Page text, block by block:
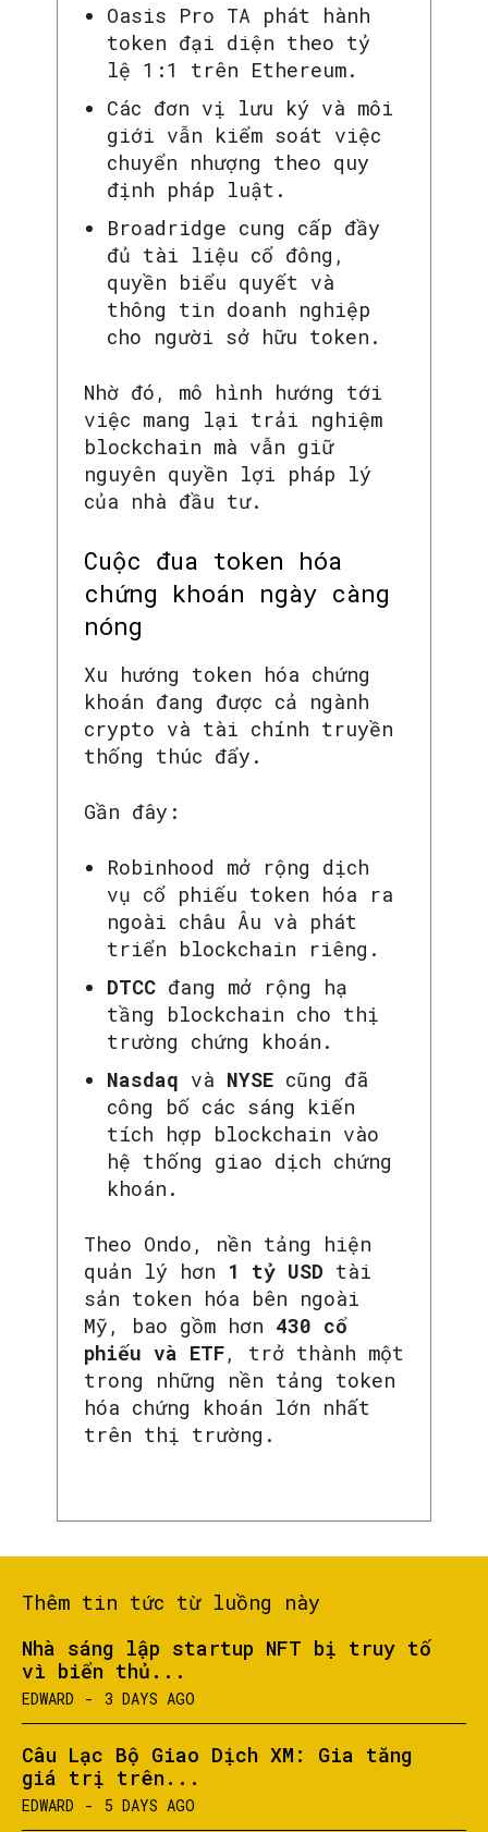
SEARCH...
Oasis Pro TA phát hành
token đại diện theo tỷ
lệ 1:1 trên Ethereum.
Các đơn vị lưu ký và môi
giới vẫn kiểm soát việc
chuyển nhượng theo quy
định pháp luật.
Broadridge cung cấp đầy
đủ tài liệu cổ đông,
quyền biểu quyết và
thông tin doanh nghiệp
cho người sở hữu token.
Nhờ đó, mô hình hướng tới
việc mang lại trải nghiệm
blockchain mà vẫn giữ
nguyên quyền lợi pháp lý
của nhà đầu tư.
Cuộc đua token hóa
chứng khoán ngày càng
nóng
Xu hướng token hóa chứng
khoán đang được cả ngành
crypto và tài chính truyền
thống thúc đẩy.
Gần đây:
Robinhood mở rộng dịch
vụ cổ phiếu token hóa ra
ngoài châu Âu và phát
triển blockchain riêng.
DTCC đang mở rộng hạ
tầng blockchain cho thị
trường chứng khoán.
Nasdaq và NYSE cũng đã
công bố các sáng kiến
tích hợp blockchain vào
hệ thống giao dịch chứng
khoán.
Theo Ondo, nền tảng hiện
quản lý hơn 1 tỷ USD tài
sản token hóa bên ngoài
Mỹ, bao gồm hơn 430 cổ
phiếu và ETF, trở thành một
trong những nền tảng token
hóa chứng khoán lớn nhất
trên thị trường.
Thêm tin tức từ luồng này
Nhà sáng lập startup NFT bị truy tố
vì biển thủ...
EDWARD - 3 DAYS AGO
Câu Lạc Bộ Giao Dịch XM: Gia tăng
giá trị trên...
EDWARD - 5 DAYS AGO